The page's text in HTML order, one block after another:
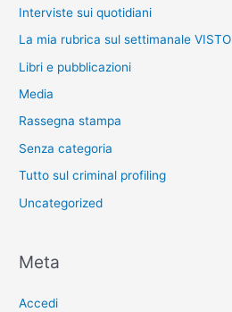
Interviste sui quotidiani
La mia rubrica sul settimanale VISTO
Libri e pubblicazioni
Media
Rassegna stampa
Senza categoria
Tutto sul criminal profiling
Uncategorized
Meta
Accedi